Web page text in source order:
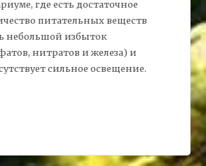
где есть достаточное
питательных веществ
небольшой избыток
нитратов и железа) и
сильное освещение.